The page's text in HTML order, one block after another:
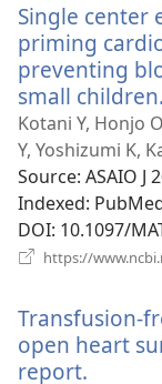
Single center
priming
preventing
small children.
Kotani Y, Honjo
Y, Yoshizumi K,
Source‎: ASAIO J
Indexed‎:
DOI‎: 10.1097/
https://
Transfusion-
open heart
report.